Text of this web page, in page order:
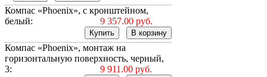
Компас «Phoenix», с кронштейном,
белый:
9 357.00 руб.
Компас «Phoenix», монтаж на
горизонтальную поверхность, черный,
3:
9 911.00 руб.